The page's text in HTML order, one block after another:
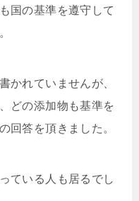
国の基準を遵守して
かれていませんが、
どの添加物も基準を
回答を頂きました。
ている人も居るでし